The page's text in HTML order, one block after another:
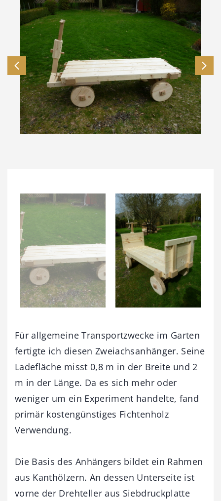
Für allgemeine Transportzwecke im Garten
fertigte ich diesen Zweiachsanhänger. Seine
Ladefläche misst 0,8 m in der Breite und 2
m in der Länge. Da es sich mehr oder
weniger um ein Experiment handelte, fand
primär kostengünstiges Fichtenholz
Verwendung.
Die Basis des Anhängers bildet ein Rahmen
aus Kanthölzern. An dessen Unterseite ist
vorne der Drehteller aus Siebdruckplatte